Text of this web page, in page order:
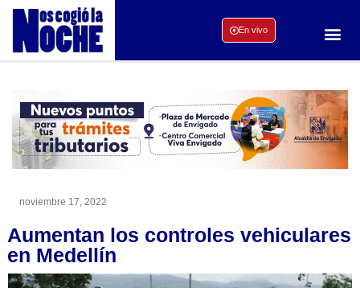
En vivo
noviembre 17, 2022
Aumentan los controles vehiculares
en Medellín